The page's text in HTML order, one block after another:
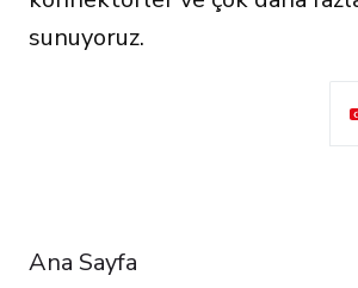
sunuyoruz.
Ana Sayfa